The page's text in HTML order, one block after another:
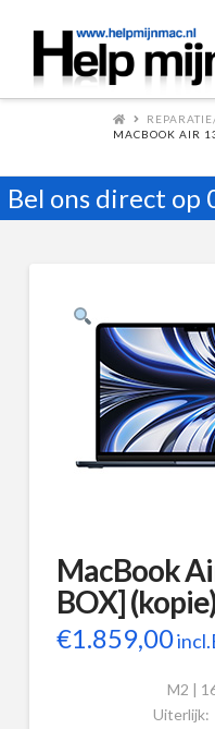
MACBOOK AIR
Bel ons direct op
MacBook
BOX]
€1.859,00
M2 |
Uiterlijk: